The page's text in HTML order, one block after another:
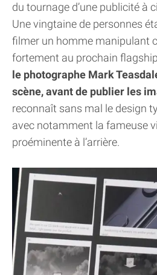
du tournage d’une publicité à
Une vingtaine de personnes
filmer un homme manipulant
fortement au prochain
le photographe Mark
scène, avant de publier les
reconnaît sans mal le design
avec notamment la fameuse
proéminente à l’arrière.